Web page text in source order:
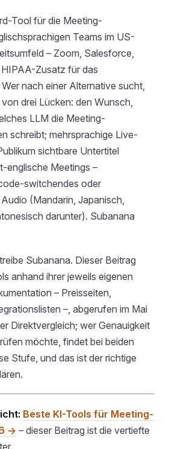
Tool für die Meeting-
Teams im US-
– Zoom, Salesforce,
Zusatz für das
nach einer Alternative sucht,
drei Lücken: den Wunsch,
LLM die Meeting-
schreibt; mehrsprachige Live-
sichtbare Untertitel
englische Meetings –
switchendes oder
(Mandarin, Japanisch,
darunter). Subanana
Subanana. Dieser Beitrag
anhand ihrer jeweils eigenen
– Preisseiten,
–, abgerufen im Mai
Direktvergleich; wer Genauigkeit
möchte, findet bei beiden
Stufe, und das ist der richtige
Beste KI-Tools für Meeting-
→ – dieser Beitrag ist die vertiefte